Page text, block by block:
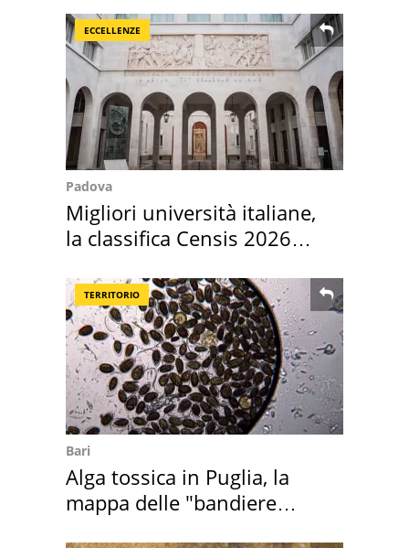
ECCELLENZE
Padova
Migliori università italiane,
la classifica Censis 2026
TERRITORIO
Bari
Alga tossica in Puglia, la
mappa delle "bandiere